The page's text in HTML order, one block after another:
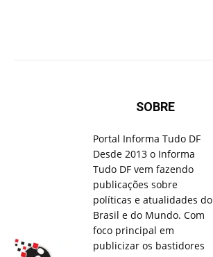
SOBRE
Portal Informa Tudo DF
Desde 2013 o Informa
Tudo DF vem fazendo
publicações sobre
políticas e atualidades do
Brasil e do Mundo. Com
foco principal em
publicizar os bastidores